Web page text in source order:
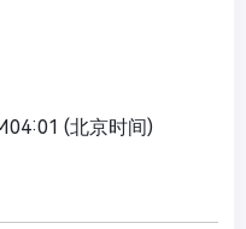
(北京时间)